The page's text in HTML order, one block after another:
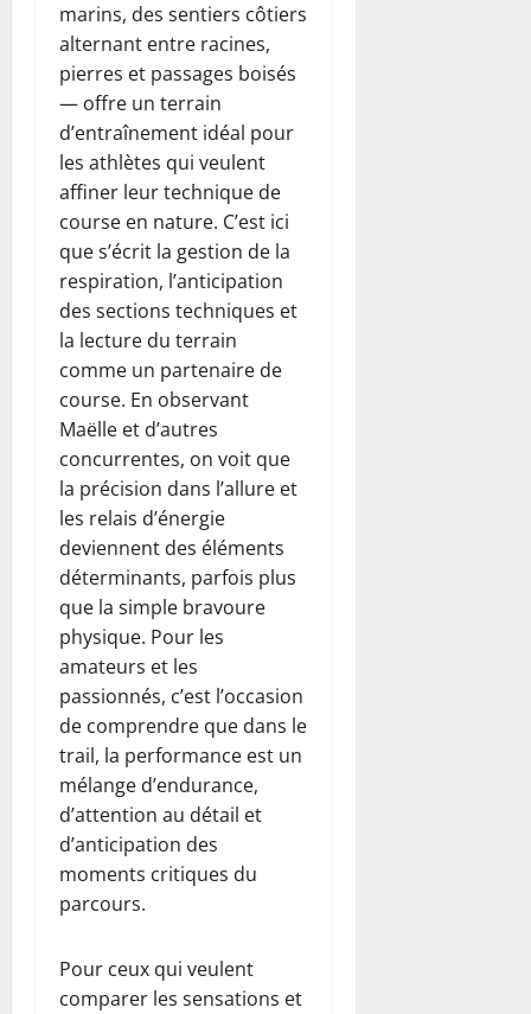
marins, des sentiers côtiers
alternant entre racines,
pierres et passages boisés
— offre un terrain
d’entraînement idéal pour
les athlètes qui veulent
affiner leur technique de
course en nature. C’est ici
que s’écrit la gestion de la
respiration, l’anticipation
des sections techniques et
la lecture du terrain
comme un partenaire de
course. En observant
Maëlle et d’autres
concurrentes, on voit que
la précision dans l’allure et
les relais d’énergie
deviennent des éléments
déterminants, parfois plus
que la simple bravoure
physique. Pour les
amateurs et les
passionnés, c’est l’occasion
de comprendre que dans le
trail, la performance est un
mélange d’endurance,
d’attention au détail et
d’anticipation des
moments critiques du
parcours.
Pour ceux qui veulent
comparer les sensations et